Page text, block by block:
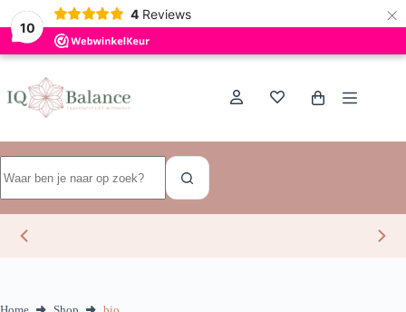
10
4 Reviews ×
Ga
de
inhoud
Winkelwagen
resultaten